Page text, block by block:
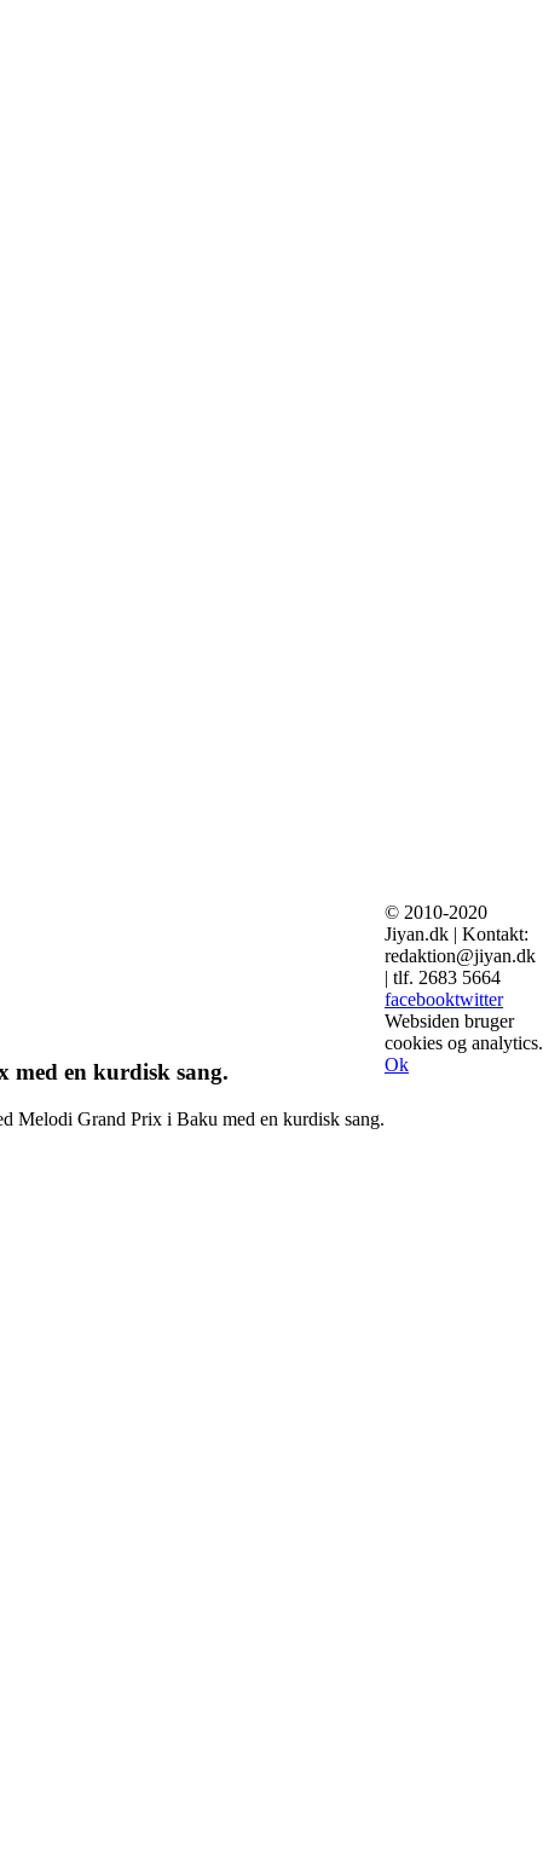
en kurdisk sang.
Melodi Grand Prix i Baku med en kurdisk sang.
© 2010-2020
Jiyan.dk | Kontakt:
redaktion@jiyan.dk
| tlf. 2683 5664
facebooktwitter
Websiden bruger
cookies og analytics.
Ok